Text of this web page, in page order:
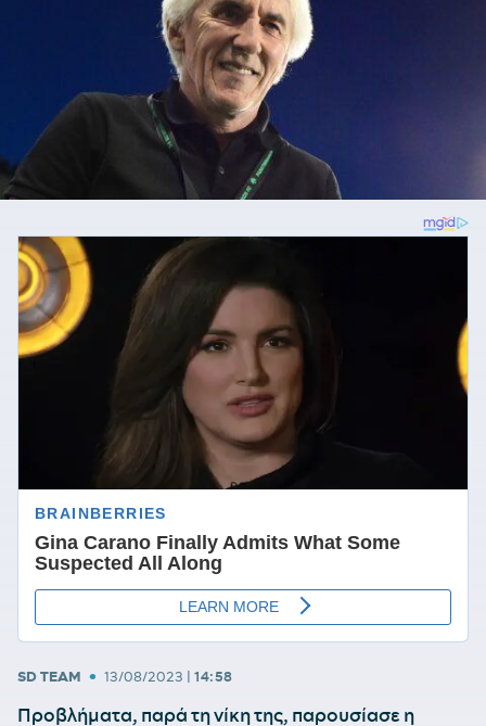
SD TEAM • 13/08/2023 | 14:58
Προβλήματα, παρά τη νίκη της, παρουσίασε η